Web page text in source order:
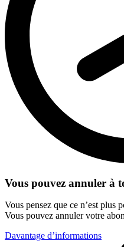
Vous pouvez annuler à
Vous pensez que ce n’est plus
Vous pouvez annuler votre
Davantage d’informations